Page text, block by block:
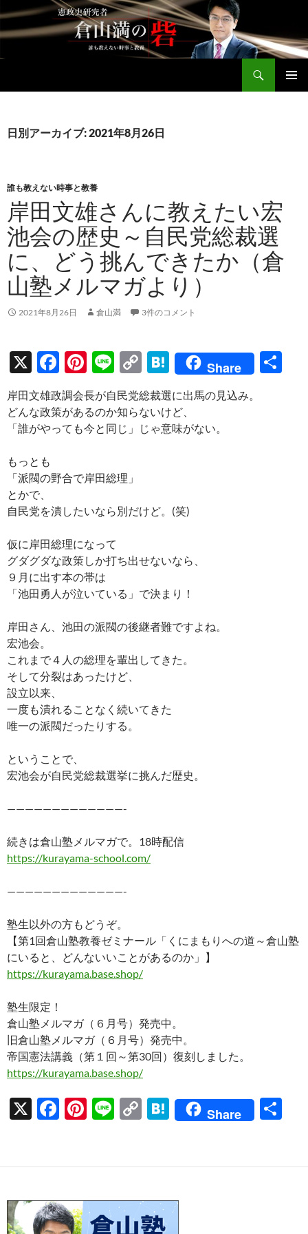
テ
ン
へ
ッ
日別アーカイブ: 2021年8月26日
誰も教えない時事と教養
岸田文雄さんに教えたい宏
池会の歴史～自民党総裁選
に、どう挑んできたか（倉
山塾メルマガより）
2021年8月26日 倉山満 3件のコメント
X
F
ac
e
b
o
Pi
nt
er
es
Li
n
e
C
o
p
y
H
at
e
n
Share
岸田文雄政調会長が自民党総裁選に出馬の見込み。
どんな政策があるのか知らないけど、
「誰がやっても今と同じ」じゃ意味がない。
もっとも
「派閥の野合で岸田総理」
とかで、
自民党を潰したいなら別だけど。(笑)
仮に岸田総理になって
グダグダな政策しか打ち出せないなら、
９月に出す本の帯は
「池田勇人が泣いている」で決まり！
岸田さん、池田の派閥の後継者難ですよね。
宏池会。
これまで４人の総理を輩出してきた。
そして分裂はあったけど、
設立以来、
一度も潰れることなく続いてきた
唯一の派閥だったりする。
ということで、
宏池会が自民党総裁選挙に挑んだ歴史。
—————————————-
続きは倉山塾メルマガで。18時配信
https://kurayama-school.com/
—————————————-
塾生以外の方もどうぞ。
【第1回倉山塾教養ゼミナール「くにまもりへの道～倉山塾
にいると、どんないいことがあるのか」】
https://kurayama.base.shop/
塾生限定！
倉山塾メルマガ（６月号）発売中。
旧倉山塾メルマガ（６月号）発売中。
帝国憲法講義（第１回～第30回）復刻しました。
https://kurayama.base.shop/
X
F
b
o
o
Pi
es
t
Li
C
y
Li
n
H
n
a
Share